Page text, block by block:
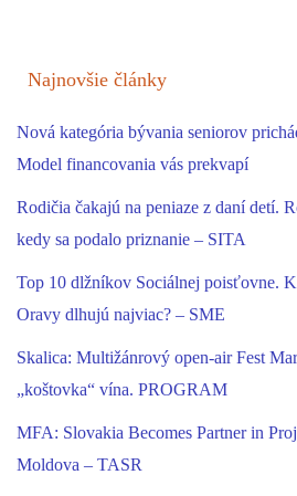
Najnovšie články
Nová kategória bývania seniorov
Model financovania vás prekvapí
Rodičia čakajú na peniaze z daní detí.
kedy sa podalo priznanie – SITA
Top 10 dlžníkov Sociálnej poisťovne.
Oravy dlhujú najviac? – SME
Skalica: Multižánrový open-air Fest
„koštovka“ vína. PROGRAM
MFA: Slovakia Becomes Partner in
Moldova – TASR